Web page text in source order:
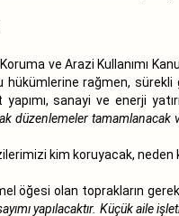
ve Arazi Kullanımı
hükümlerine rağmen,
sanayi ve enerji
düzenlemeler
kim koruyacak,
öğesi olan toprakların
yapılacaktır. Küçük aile